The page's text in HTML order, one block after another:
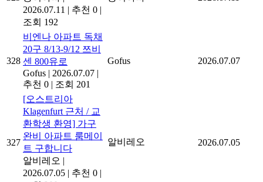
2026.07.11 | 추천 0 |
조회 192
328
비엔나 아파트 독채
20구 8/13-9/12 쯔비
센 800유로
Gofus | 2026.07.07 |
추천 0 | 조회 201
Gofus 2026.07.07
327
[오스트리아
Klagenfurt 근처 / 교
환학생 환영] 가구
완비 아파트 룸메이
트 구합니다
알비레오 |
2026.07.05 | 추천 0 |
알비레오 2026.07.05